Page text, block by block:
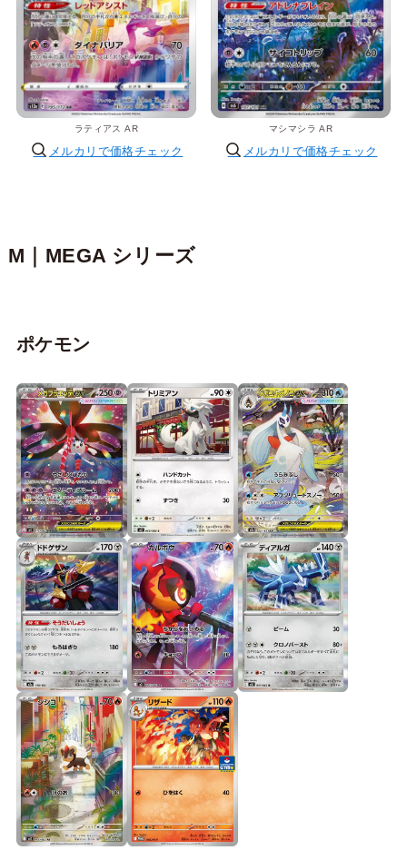
ラティアス AR
メルカリで価格チェック
マシマシラ AR
メルカリで価格チェック
M｜MEGA シリーズ
ポケモン